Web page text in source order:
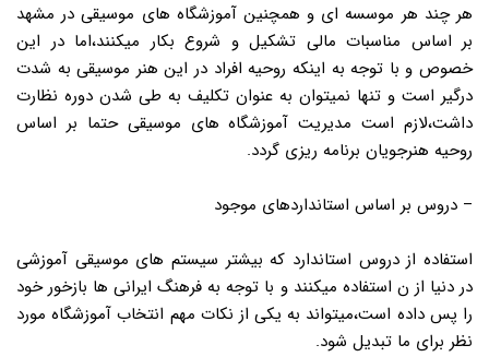
هر چند هر موسسه ای و همچنین آموزشگاه های موسیقی در مشهد
بر اساس مناسبات مالی تشکیل و شروع بکار میکنند،اما در این
خصوص و با توجه به اینکه روحیه افراد در این هنر موسیقی به شدت
درگیر است و تنها نمیتوان به عنوان تکلیف به طی شدن دوره نظارت
داشت،لازم است مدیریت آموزشگاه های موسیقی حتما بر اساس
روحیه هنرجویان برنامه ریزی گردد.
– دروس بر اساس استانداردهای موجود
استفاده از دروس استاندارد که بیشتر سیستم های موسیقی آموزشی
در دنیا از ن استفاده میکنند و با توجه به فرهنگ ایرانی ها بازخور خود
را پس داده است،میتواند به یکی از نکات مهم انتخاب آموزشگاه مورد
نظر برای ما تبدیل شود.